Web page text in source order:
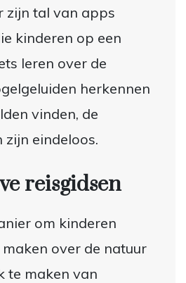
zijn tal van apps
kinderen op een
leren over de
herkennen
vinden, de
zijn eindeloos.
reisgidsen
om kinderen
over de natuur
te maken van